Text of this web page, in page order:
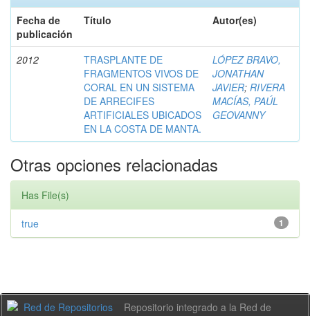
Fecha de
publicación
Título Autor(es)
2012
TRASPLANTE DE
FRAGMENTOS VIVOS DE
CORAL EN UN SISTEMA
DE ARRECIFES
ARTIFICIALES UBICADOS
EN LA COSTA DE MANTA.
LÓPEZ BRAVO,
JONATHAN
JAVIER; RIVERA
MACÍAS, PAÚL
GEOVANNY
Otras opciones relacionadas
Has File(s)
1
true
Repositorio integrado a la Red de